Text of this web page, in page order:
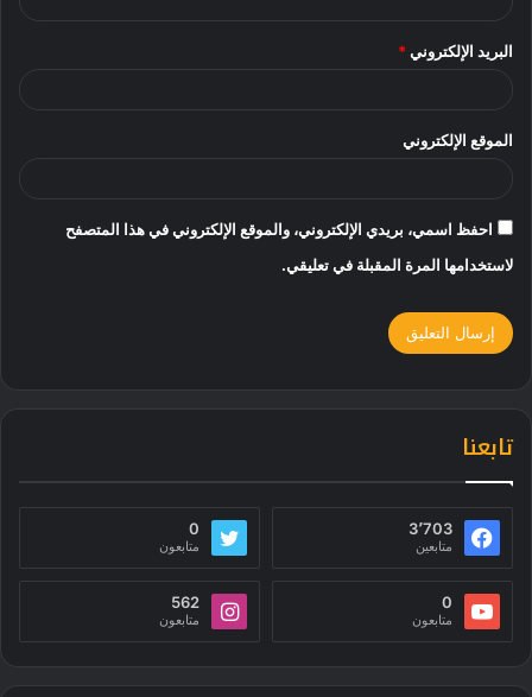
البريد الإلكتروني *
الموقع الإلكتروني
احفظ اسمي، بريدي الإلكتروني، والموقع الإلكتروني في هذا المتصفح
لاستخدامها المرة المقبلة في تعليقي.
تابعنا
3٬703
متابعين
0
متابعون
0
متابعون
562
متابعون